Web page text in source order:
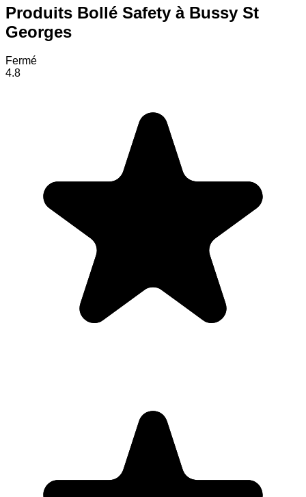
Produits Bollé Safety à Bussy St
Georges
Fermé
4.8